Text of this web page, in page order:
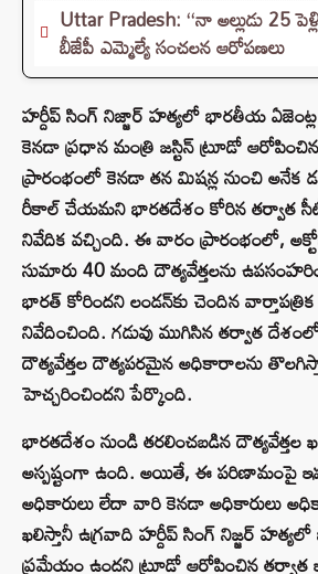
Uttar Pradesh: ‘‘నా అల్లుడు 25
బీజేపీ ఎమ్మెల్యే సంచలన ఆరోపణలు
హర్దీప్ సింగ్ నిజ్జార్ హత్యలో భారతీయ
కెనడా ప్రధాన మంత్రి జస్టిన్ ట్రూడో
ప్రారంభంలో కెనడా తన మిషన్ల నుంచి అనేక
రీకాల్ చేయమని భారతదేశం కోరిన తర్వాత
నివేదిక వచ్చింది. ఈ వారం ప్రారంభంలో,
సుమారు 40 మంది దౌత్యవేత్తలను
భారత్ కోరిందని లండన్‌కు చెందిన
నివేదించింది. గడువు ముగిసిన తర్వాత
దౌత్యవేత్తల దౌత్యపరమైన అధికారాలను
హెచ్చరించిందని పేర్కొంది.
భారతదేశం నుండి తరలించబడిన దౌత్యవేత్తల
అస్పష్టంగా ఉంది. అయితే, ఈ పరిణామంపై
అధికారులు లేదా వారి కెనడా అధికారులు
ఖలిస్తానీ ఉగ్రవాది హర్దీప్ సింగ్ నిజ్జర్
ప్రమేయం ఉందని ట్రూడో ఆరోపించిన